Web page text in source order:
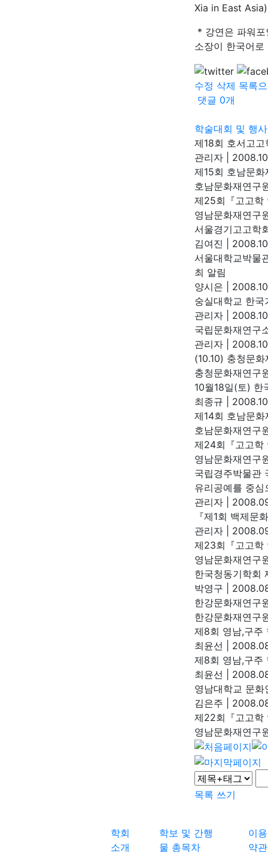
Xia in East Asia)
* 강연은 파워
소장이 한국어로
수정 삭제 목록
댓글 0개
학술대회 및 행사
제18회 호서고
관리자
제15회 호남문
호남문화재연구
제25회『고고학
영남문화재연구
서울경기고고학
김여진
서울대학교박물
최 알림
양시은
숭실대학교 한
관리자
국립문화재연구
관리자
(10.10) 충청문
충청문화재연구
10월18일(토) 한
최종규
제14회 호남문
호남문화재연구
제24회『고고학
영남문화재연구
국립경주박물관
유리공예를 중심
관리자
『제1회 백제문
관리자
제23회『고고학
영남문화재연구
한국청동기학회
박영구
한강문화재연구
한강문화재연구
제8회 영남,구주
최윤선
제8회 영남,구주
최윤선
영남대학교 문
김은주
제22회『고고학
영남문화재연구
목록 쓰기
학회
소개
학보 및 간행
물 총목차
이용
약관